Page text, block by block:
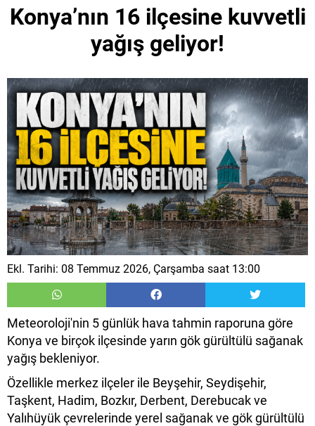
Konya’nın 16 ilçesine kuvvetli
yağış geliyor!
Ekl. Tarihi: 08 Temmuz 2026, Çarşamba saat 13:00
Meteoroloji'nin 5 günlük hava tahmin raporuna göre
Konya ve birçok ilçesinde yarın gök gürültülü sağanak
yağış bekleniyor.
Özellikle merkez ilçeler ile Beyşehir, Seydişehir,
Taşkent, Hadim, Bozkır, Derbent, Derebucak ve
Yalıhüyük çevrelerinde yerel sağanak ve gök gürültülü